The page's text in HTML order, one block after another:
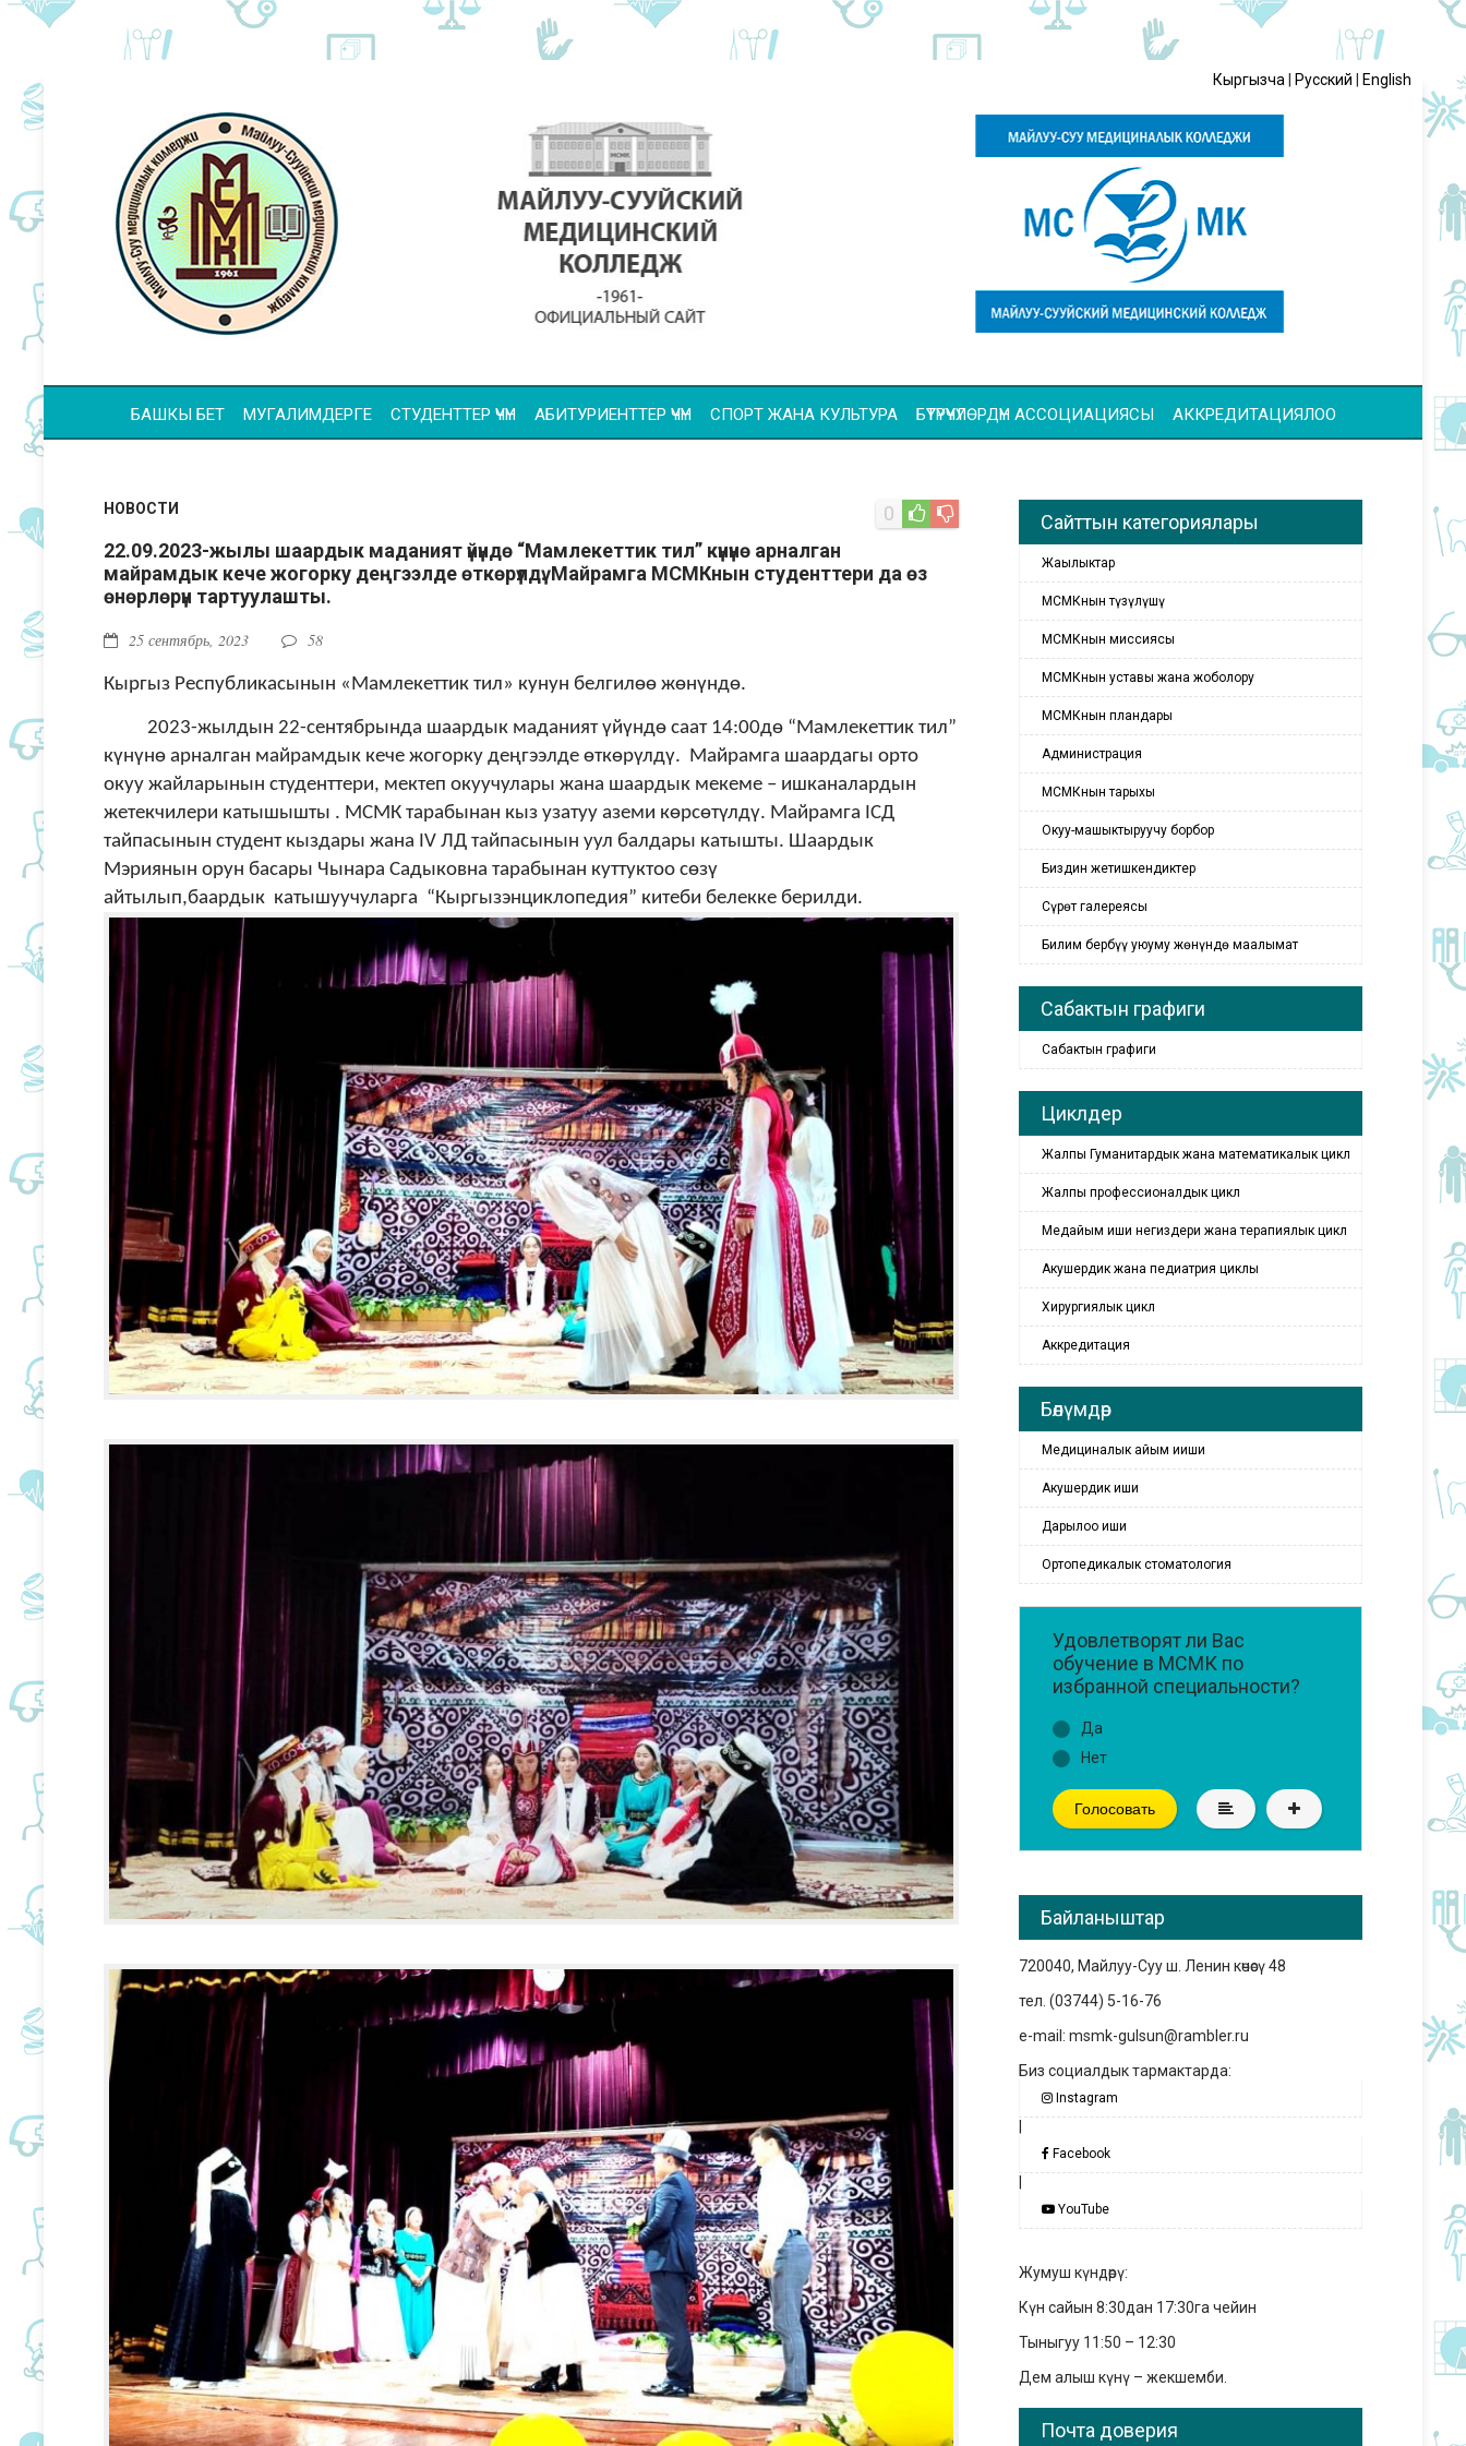
Кыргызча Русский English
БАШКЫ БЕТ МУГАЛИМДЕРГЕ СТУДЕНТТЕР ҮЧҮН АБИТУРИЕНТТЕР ҮЧҮН СПОРТ ЖАНА КУЛЬТУРА БҮТҮРҮҮЧҮЛӨРДҮН АССОЦИАЦИЯСЫ АККРЕДИТАЦИЯЛОО
НОВОСТИ
22.09.2023-жылы шаардык маданият үйүндө “Мамлекеттик тил” күнүнө арналган
майрамдык кече жогорку деңгээлде өткөрүлдү. Майрамга МСМКнын студенттери да өз
өнөрлөрүн тартуулашты.
25 сентябрь, 2023 58
0
Кыргыз Республикасынын «Мамлекеттик тил» кунун белгилөө жөнүндө.
2023-жылдын 22-сентябрында шаардык маданият үйүндө саат 14:00дө “Мамлекеттик тил”
күнүнө арналган майрамдык кече жогорку деңгээлде өткөрүлдү. Майрамга шаардагы орто
окуу жайларынын студенттери, мектеп окуучулары жана шаардык мекеме – ишканалардын
жетекчилери катышышты . МСМК тарабынан кыз узатуу аземи көрсөтүлдү. Майрамга IСД
тайпасынын студент кыздары жана IV ЛД тайпасынын уул балдары катышты. Шаардык
Мэриянын орун басары Чынара Садыковна тарабынан куттуктоо сөзү
айтылып,баардык катышуучуларга “Кыргызэнциклопедия” китеби белекке берилди.
Сайттын категориялары
Жаңылыктар
МСМКнын түзүлүшү
МСМКнын миссиясы
МСМКнын уставы жана жоболору
МСМКнын пландары
Администрация
МСМКнын тарыхы
Окуу-машыктыруучу борбор
Биздин жетишкендиктер
Сүрөт галереясы
Билим бербүү уюуму жөнүндө маалымат
Сабактын графиги
Сабактын графиги
Циклдер
Жалпы Гуманитардык жана математикалык цикл
Жалпы профессионалдык цикл
Медайым иши негиздери жана терапиялык цикл
Акушердик жана педиатрия циклы
Хирургиялык цикл
Аккредитация
Бөлүмдөр
Медициналык айым ииши
Акушердик иши
Дарылоо иши
Ортопедикалык стоматология
Удовлетворят ли Вас
обучение в МСМК по
избранной специальности?
Да
Нет
Голосовать
Байланыштар
720040, Майлуу-Суу ш. Ленин көчөсү 48
тел. (03744) 5-16-76
e-mail: msmk-gulsun@rambler.ru
Биз социалдык тармактарда:
Instagram
Facebook
YouTube
Жумуш күндөрү:
Күн сайын 8:30дан 17:30га чейин
Тыныгуу 11:50 – 12:30
Дем алыш күнү – жекшемби.
Почта доверия